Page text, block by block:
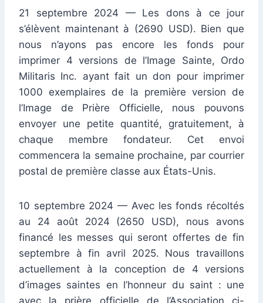
21 septembre 2024 — Les dons à ce jour
s’élèvent maintenant à (2690 USD). Bien que
nous n’ayons pas encore les fonds pour
imprimer 4 versions de l’Image Sainte, Ordo
Militaris Inc. ayant fait un don pour imprimer
1000 exemplaires de la première version de
l’Image de Prière Officielle, nous pouvons
envoyer une petite quantité, gratuitement, à
chaque membre fondateur. Cet envoi
commencera la semaine prochaine, par courrier
postal de première classe aux États-Unis.
10 septembre 2024 — Avec les fonds récoltés
au 24 août 2024 (2650 USD), nous avons
financé les messes qui seront offertes de fin
septembre à fin avril 2025. Nous travaillons
actuellement à la conception de 4 versions
d’images saintes en l’honneur du saint : une